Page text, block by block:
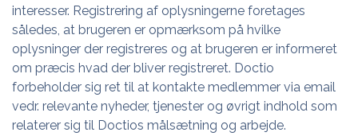
interesser. Registrering af oplysningerne foretages
således, at brugeren er opmærksom på hvilke
oplysninger der registreres og at brugeren er informeret
om præcis hvad der bliver registreret. Doctio
forbeholder sig ret til at kontakte medlemmer via email
vedr. relevante nyheder, tjenester og øvrigt indhold som
relaterer sig til Doctios målsætning og arbejde.